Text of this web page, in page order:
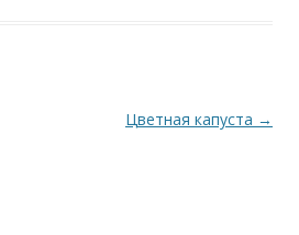
Цветная капуста →